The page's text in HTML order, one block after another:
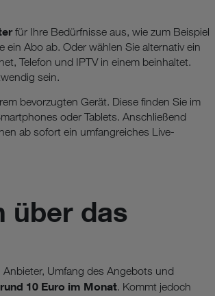
für Ihre Bedürfnisse aus, wie zum Beispiel
ein Abo ab. Oder wählen Sie alternativ ein
Telefon und IPTV in einem beinhaltet.
sein.
bevorzugten Gerät. Diese finden Sie im
oder Tablets. Anschließend
ab sofort ein umfangreiches Live-
über das
Umfang des Angebots und
rund 10 Euro im Monat. Kommt jedoch